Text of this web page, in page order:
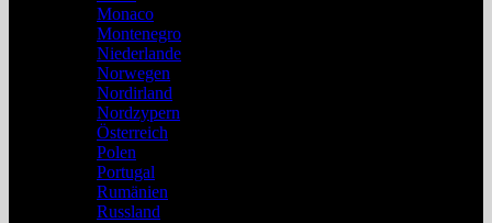
Monaco
Montenegro
Niederlande
Norwegen
Nordirland
Nordzypern
Österreich
Polen
Portugal
Rumänien
Russland